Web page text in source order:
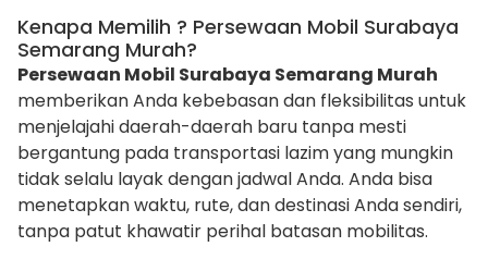
Kenapa Memilih ? Persewaan Mobil Surabaya
Semarang Murah?
Persewaan Mobil Surabaya Semarang Murah
memberikan Anda kebebasan dan fleksibilitas untuk
menjelajahi daerah-daerah baru tanpa mesti
bergantung pada transportasi lazim yang mungkin
tidak selalu layak dengan jadwal Anda. Anda bisa
menetapkan waktu, rute, dan destinasi Anda sendiri,
tanpa patut khawatir perihal batasan mobilitas.